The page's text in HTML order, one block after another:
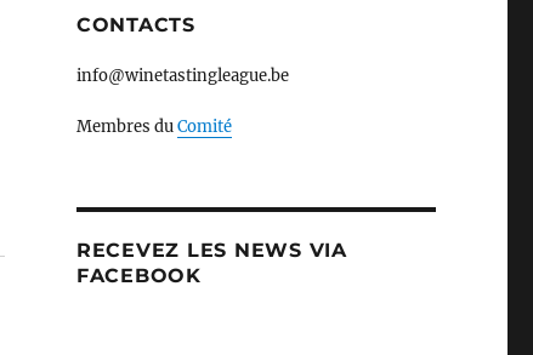
CONTACTS
info@winetastingleague.be
Membres duComité
RECEVEZ LES NEWS VIA
FACEBOOK